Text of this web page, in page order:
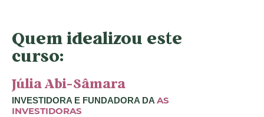
Quem idealizou este
curso:
Júlia Abi-Sâmara
INVESTIDORA E FUNDADORA DA AS
INVESTIDORAS